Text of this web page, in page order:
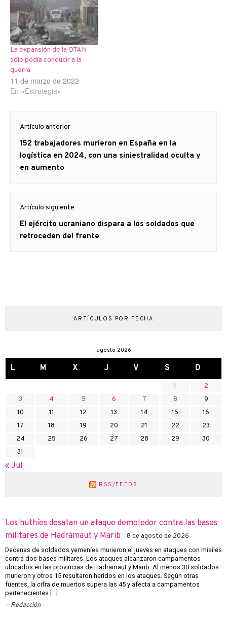
La expansión de la OTAN
sólo podía conducir a la
guerra
11 de marzo de 2022
En «Estrategia»
de
entradas
Artículo anterior
Artículo
anterior
152 trabajadores murieron en España en la
logística en 2024, con una siniestralidad oculta y
en aumento
Artículo siguiente
Artículo
siguiente:
El ejército ucraniano dispara a los soldados que
retroceden del frente
ARTÍCULOS POR FECHA
agosto 2026
L M X J V S D
1
2
3
4 5 6 7 8
9
10
11 12 13 14 15
16
17
18 19 20 21 22
23
24
25 26 27 28 29
30
31
« Jul
RSS/FEEDS
Los huthíes desatan un ataque demoledor contra las bases
militares de Hadramaut y Marib
8 de agosto de 2026
Decenas de soldados yemeníes murieron el jueves en ataques con misiles
contra dos bases militares. Los ataques alcanzaron campamentos
ubicados en las provincias de Hadramaut y Marib. Al menos 30 soldados
murieron y otros 15 resultaron heridos en los ataques. Según otras
fuentes, la cifra de muertos supera las 45 y afecta a campamentos
pertenecientes […]
Redacción